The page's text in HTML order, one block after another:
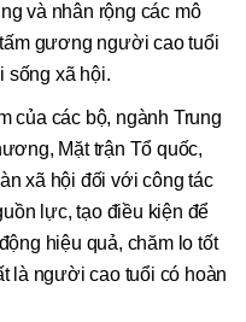
và nhân rộng các mô
gương người cao tuổi
sống xã hội.
của các bộ, ngành Trung
Mặt trận Tổ quốc,
xã hội đối với công tác
lực, tạo điều kiện để
hiệu quả, chăm lo tốt
là người cao tuổi có hoàn